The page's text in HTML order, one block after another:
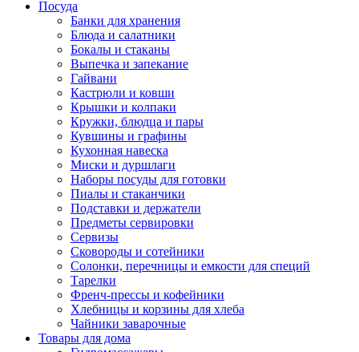
Посуда
Банки для хранения
Блюда и салатники
Бокалы и стаканы
Выпечка и запекание
Гайвани
Кастрюли и ковши
Крышки и колпаки
Кружки, блюдца и пары
Кувшины и графины
Кухонная навеска
Миски и дуршлаги
Наборы посуды для готовки
Пиалы и стаканчики
Подставки и держатели
Предметы сервировки
Сервизы
Сковороды и сотейники
Солонки, перечницы и емкости для специй
Тарелки
Френч-прессы и кофейники
Хлебницы и корзины для хлеба
Чайники заварочные
Товары для дома